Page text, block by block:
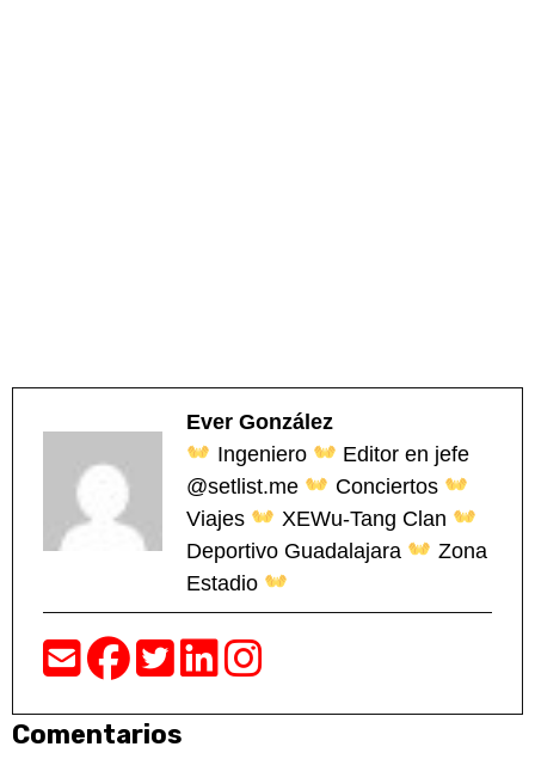
Ever González
Ingeniero
Editor en jefe
@setlist.me
Conciertos
Viajes
XEWu-Tang Clan
Deportivo Guadalajara
Zona
Estadio
Comentarios